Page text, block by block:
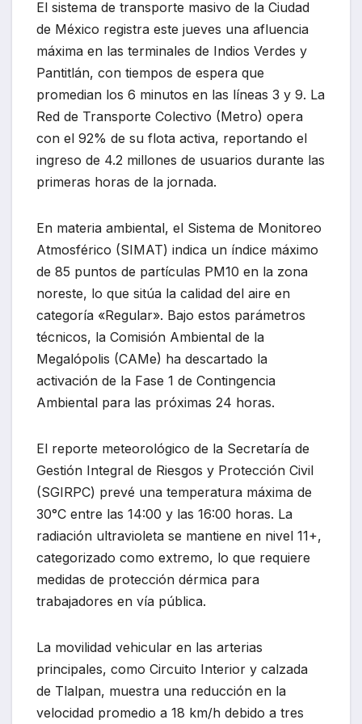
El sistema de transporte masivo de la Ciudad
de México registra este jueves una afluencia
máxima en las terminales de Indios Verdes y
Pantitlán, con tiempos de espera que
promedian los 6 minutos en las líneas 3 y 9. La
Red de Transporte Colectivo (Metro) opera
con el 92% de su flota activa, reportando el
ingreso de 4.2 millones de usuarios durante las
primeras horas de la jornada.
En materia ambiental, el Sistema de Monitoreo
Atmosférico (SIMAT) indica un índice máximo
de 85 puntos de partículas PM10 en la zona
noreste, lo que sitúa la calidad del aire en
categoría «Regular». Bajo estos parámetros
técnicos, la Comisión Ambiental de la
Megalópolis (CAMe) ha descartado la
activación de la Fase 1 de Contingencia
Ambiental para las próximas 24 horas.
El reporte meteorológico de la Secretaría de
Gestión Integral de Riesgos y Protección Civil
(SGIRPC) prevé una temperatura máxima de
30°C entre las 14:00 y las 16:00 horas. La
radiación ultravioleta se mantiene en nivel 11+,
categorizado como extremo, lo que requiere
medidas de protección dérmica para
trabajadores en vía pública.
La movilidad vehicular en las arterias
principales, como Circuito Interior y calzada
de Tlalpan, muestra una reducción en la
velocidad promedio a 18 km/h debido a tres